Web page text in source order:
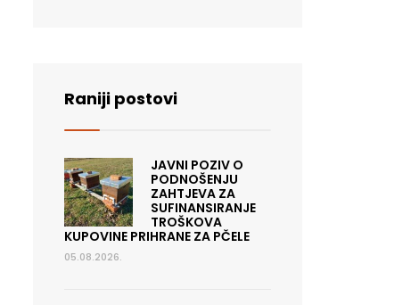
Raniji postovi
JAVNI POZIV O
PODNOŠENJU
ZAHTJEVA ZA
SUFINANSIRANJE
TROŠKOVA
KUPOVINE PRIHRANE ZA PČELE
05.08.2026.